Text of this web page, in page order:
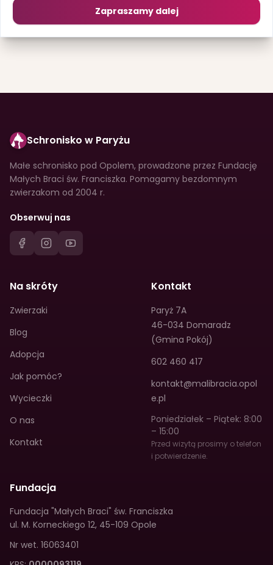
Zapraszamy dalej
Schronisko w Paryżu
Małe schronisko pod Opolem, prowadzone przez Fundację
Małych Braci św. Franciszka. Pomagamy bezdomnym
zwierzakom od 2004 r.
Obserwuj nas
Na skróty
Zwierzaki
Blog
Adopcja
Jak pomóc?
Wycieczki
O nas
Kontakt
Kontakt
Paryż 7A
46-034 Domaradz
(Gmina Pokój)
602 460 417
kontakt@malibracia.opol
e.pl
Poniedziałek – Piątek: 8:00
– 15:00
Przed wizytą prosimy o telefon
i potwierdzenie.
Fundacja
Fundacja "Małych Braci" św. Franciszka
ul. M. Korneckiego 12, 45-109 Opole
Nr wet. 16063401